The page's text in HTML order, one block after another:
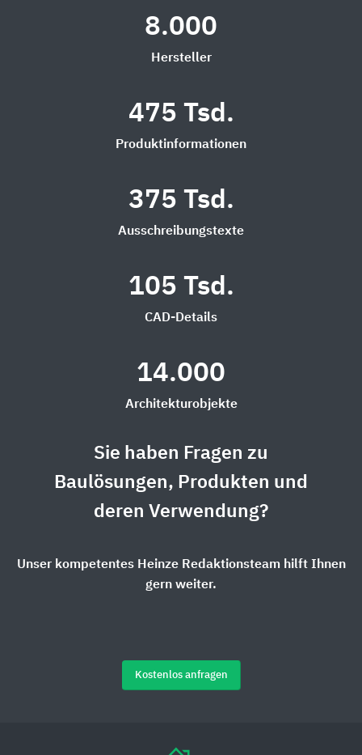
8.000
Hersteller
475 Tsd.
Produktinformationen
375 Tsd.
Ausschreibungstexte
105 Tsd.
CAD-Details
14.000
Architekturobjekte
Sie haben Fragen zu
Baulösungen, Produkten und
deren Verwendung?
Unser kompetentes Heinze Redaktionsteam hilft Ihnen
gern weiter.
Kostenlos anfragen